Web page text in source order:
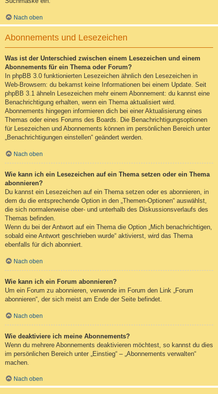
Nach oben
Abonnements und Lesezeichen
Was ist der Unterschied zwischen einem Lesezeichen und einem
Abonnements für ein Thema oder Forum?
In phpBB 3.0 funktionierten Lesezeichen ähnlich den Lesezeichen in
Web-Browsern: du bekamst keine Informationen bei einem Update. Seit
phpBB 3.1 ähneln Lesezeichen mehr einem Abonnement: du kannst eine
Benachrichtigung erhalten, wenn ein Thema aktualisiert wird.
Abonnements hingegen informieren dich bei einer Aktualisierung eines
Themas oder eines Forums des Boards. Die Benachrichtigungsoptionen
für Lesezeichen und Abonnements können im persönlichen Bereich unter
„Benachrichtigungen einstellen“ geändert werden.
Nach oben
Wie kann ich ein Lesezeichen auf ein Thema setzen oder ein Thema
abonnieren?
Du kannst ein Lesezeichen auf ein Thema setzen oder es abonnieren, in
dem du die entsprechende Option in den „Themen-Optionen“ auswählst,
die sich normalerweise ober- und unterhalb des Diskussionsverlaufs des
Themas befinden.
Wenn du bei der Antwort auf ein Thema die Option „Mich benachrichtigen,
sobald eine Antwort geschrieben wurde“ aktivierst, wird das Thema
ebenfalls für dich abonniert.
Nach oben
Wie kann ich ein Forum abonnieren?
Um ein Forum zu abonnieren, verwende im Forum den Link „Forum
abonnieren“, der sich meist am Ende der Seite befindet.
Nach oben
Wie deaktiviere ich meine Abonnements?
Wenn du mehrere Abonnements deaktivieren möchtest, so kannst du dies
im persönlichen Bereich unter „Einstieg“ – „Abonnements verwalten“
machen.
Nach oben